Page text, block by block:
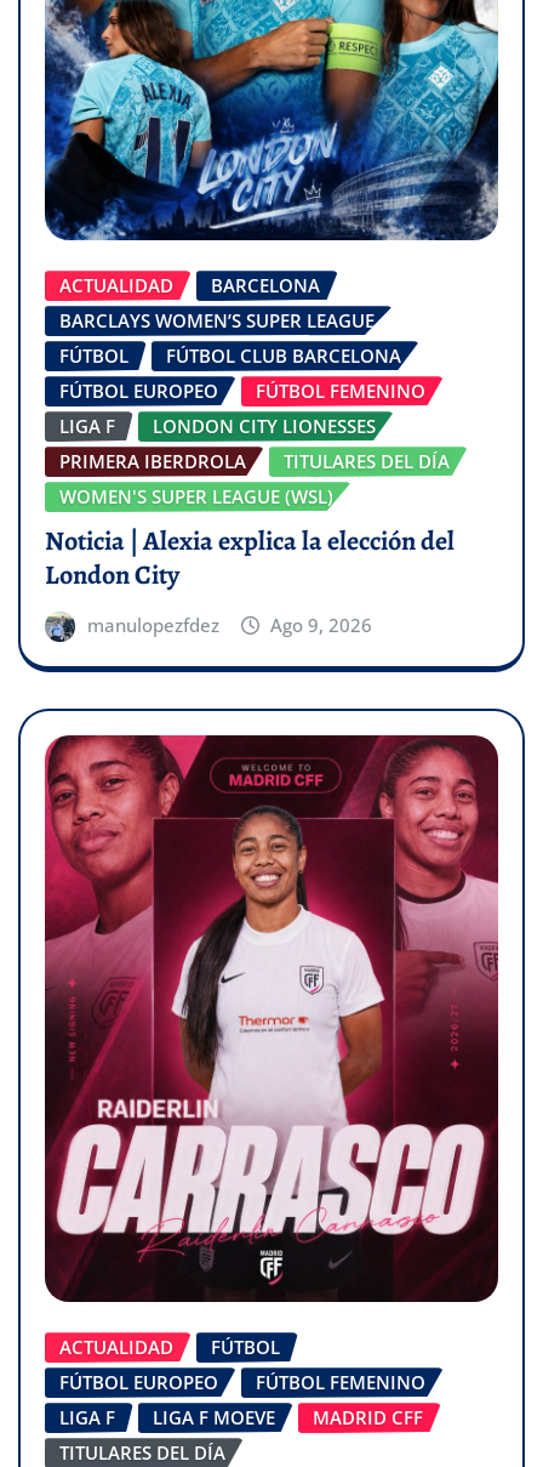
ACTUALIDAD
BARCELONA
BARCLAYS WOMEN’S SUPER LEAGUE
FÚTBOL
FÚTBOL CLUB BARCELONA
FÚTBOL EUROPEO
FÚTBOL FEMENINO
LIGA F
LONDON CITY LIONESSES
PRIMERA IBERDROLA
TITULARES DEL DÍA
WOMEN'S SUPER LEAGUE (WSL)
Noticia | Alexia explica la elección del
London City
manulopezfdez Ago 9, 2026
ACTUALIDAD
FÚTBOL
FÚTBOL EUROPEO
FÚTBOL FEMENINO
LIGA F
LIGA F MOEVE
MADRID CFF
TITULARES DEL DÍA